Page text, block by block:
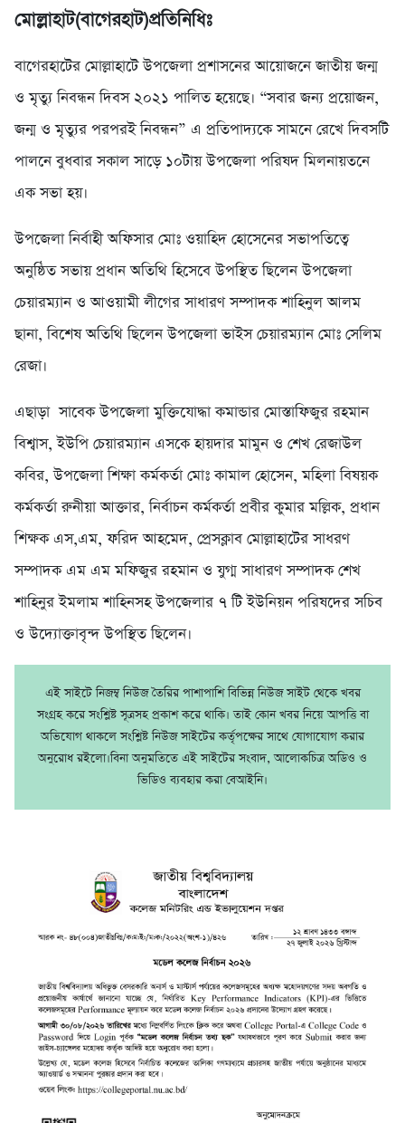
মোল্লাহাট(বাগেরহাট)প্রতিনিধিঃ
বাগেরহাটের মোল্লাহাটে উপজেলা প্রশাসনের আয়োজনে জাতীয় জন্ম
ও মৃত্যু নিবন্ধন দিবস ২০২১ পালিত হয়েছে। “সবার জন্য প্রয়োজন,
জন্ম ও মৃত্যুর পরপরই নিবন্ধন” এ প্রতিপাদ্যকে সামনে রেখে দিবসটি
পালনে বুধবার সকাল সাড়ে ১০টায় উপজেলা পরিষদ মিলনায়তনে
এক সভা হয়।
উপজেলা নির্বাহী অফিসার মোঃ ওয়াহিদ হোসেনের সভাপতিত্বে
অনুষ্ঠিত সভায় প্রধান অতিথি হিসেবে উপস্থিত ছিলেন উপজেলা
চেয়ারম্যান ও আওয়ামী লীগের সাধারণ সম্পাদক শাহিনুল আলম
ছানা, বিশেষ অতিথি ছিলেন উপজেলা ভাইস চেয়ারম্যান মোঃ সেলিম
রেজা।
এছাড়া সাবেক উপজেলা মুক্তিযোদ্ধা কমান্ডার মোস্তাফিজুর রহমান
বিশ্বাস, ইউপি চেয়ারম্যান এসকে হায়দার মামুন ও শেখ রেজাউল
কবির, উপজেলা শিক্ষা কর্মকর্তা মোঃ কামাল হোসেন, মহিলা বিষয়ক
কর্মকর্তা রুনীয়া আক্তার, নির্বাচন কর্মকর্তা প্রবীর কুমার মল্লিক, প্রধান
শিক্ষক এস,এম, ফরিদ আহমেদ, প্রেসক্লাব মোল্লাহাটের সাধরণ
সম্পাদক এম এম মফিজুর রহমান ও যুগ্ম সাধারণ সম্পাদক শেখ
শাহিনুর ইমলাম শাহিনসহ উপজেলার ৭ টি ইউনিয়ন পরিষদের সচিব
ও উদ্যোক্তাবৃন্দ উপস্থিত ছিলেন।
এই সাইটে নিজম্ব নিউজ তৈরির পাশাপাশি বিভিন্ন নিউজ সাইট থেকে খবর
সংগ্রহ করে সংশ্লিষ্ট সূত্রসহ প্রকাশ করে থাকি। তাই কোন খবর নিয়ে আপত্তি বা
অভিযোগ থাকলে সংশ্লিষ্ট নিউজ সাইটের কর্তৃপক্ষের সাথে যোগাযোগ করার
অনুরোধ রইলো।বিনা অনুমতিতে এই সাইটের সংবাদ, আলোকচিত্র অডিও ও
ভিডিও ব্যবহার করা বেআইনি।